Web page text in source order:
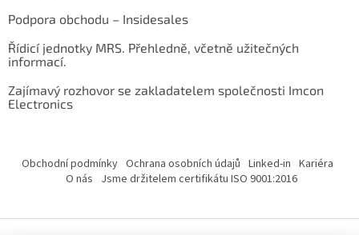
Podpora obchodu – Insidesales
Řídicí jednotky MRS. Přehledně, včetně užitečných
informací.
Zajímavý rozhovor se zakladatelem společnosti Imcon
Electronics
Obchodní podmínky Ochrana osobních údajů Linked-in Kariéra
O nás Jsme držitelem certifikátu ISO 9001:2016